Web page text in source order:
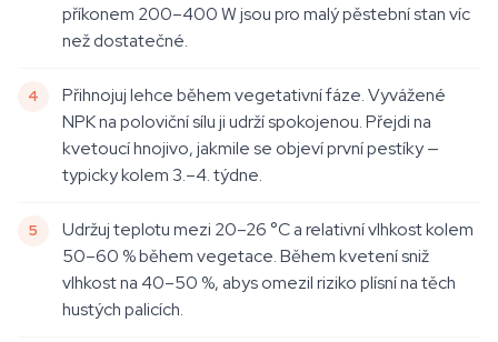
příkonem 200–400 W jsou pro malý pěstební stan víc
než dostatečné.
Přihnojuj lehce během vegetativní fáze. Vyvážené
NPK na poloviční sílu ji udrží spokojenou. Přejdi na
kvetoucí hnojivo, jakmile se objeví první pestíky —
typicky kolem 3.–4. týdne.
Udržuj teplotu mezi 20–26 °C a relativní vlhkost kolem
50–60 % během vegetace. Během kvetení sniž
vlhkost na 40–50 %, abys omezil riziko plísní na těch
hustých palicích.